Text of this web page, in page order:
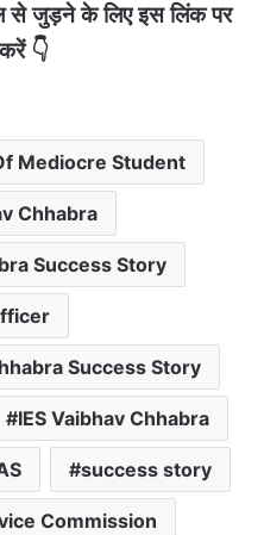
से जुड़ने के लिए इस लिंक पर
👇
Mediocre Student
Chhabra
Success Story
Success Story
IES Vaibhav Chhabra
success story
Commission